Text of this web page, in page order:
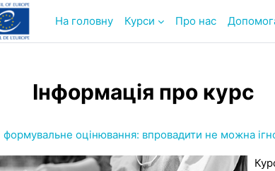
На головну
Курси Про нас
Інформація про курс
формувальне оцінювання: впровадити не можна